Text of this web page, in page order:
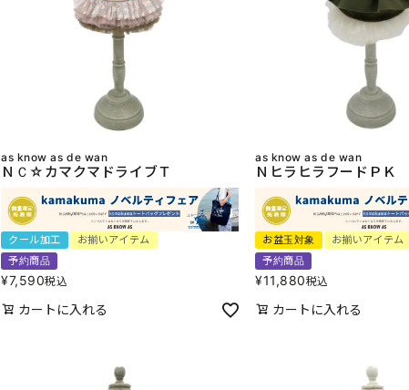
as know as de wan
ＮＣ☆カマクマドライブＴ
クール加工
お揃いアイテム
予約商品
¥7,590税込
カートに入れる
as know as de wan
ＮヒラヒラフードＰＫ
お盆玉対象
お揃いアイテム
予約商品
¥11,880税込
カートに入れる